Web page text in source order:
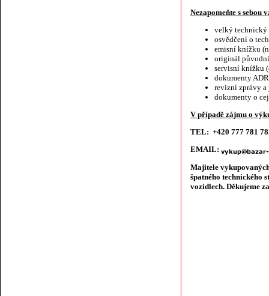
Nezapomeňte s
velký technický
osvědčení o
emisní knížku
originál
servisní knížku
dokumenty
revizní zprávy a
dokumenty o
V případě zájmu o
TEL: +420 777 781
EMAIL:
Majitele
špatného technického
vozidlech. Děkujeme